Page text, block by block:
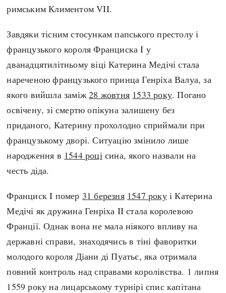
Африка
Європа
#Хештеги
Автори
done
римським Климентом VII.
Завдяки тісним стосункам папського престолу і
французького короля Франциска I у
дванадцятилітньому віці Катерина Медічі стала
нареченою французького принца Генріха Валуа, за
якого вийшла заміж28 жовтня 1533 року. Погано
освічену, зі смертю опікуна залишену без
приданого, Катерину прохолодно сприймали при
французькому дворі. Ситуацію змінило лише
народження в 1544 році сина, якого назвали на
честь діда.
Франциск I помер 31 березня 1547 рокуі Катерина
Медічі як дружина Генріха II стала королевою
Франції. Однак вона не мала ніякого впливу на
державні справи, знаходячись в тіні фаворитки
молодого короля Діани ді Пуатьє, яка отримала
повний контроль над справами королівства. 1 липня
1559 року на лицарському турнірі спис капітана